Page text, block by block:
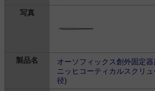
オーソフィックス創外固定
ニッヒコーティカルスクリ
径)